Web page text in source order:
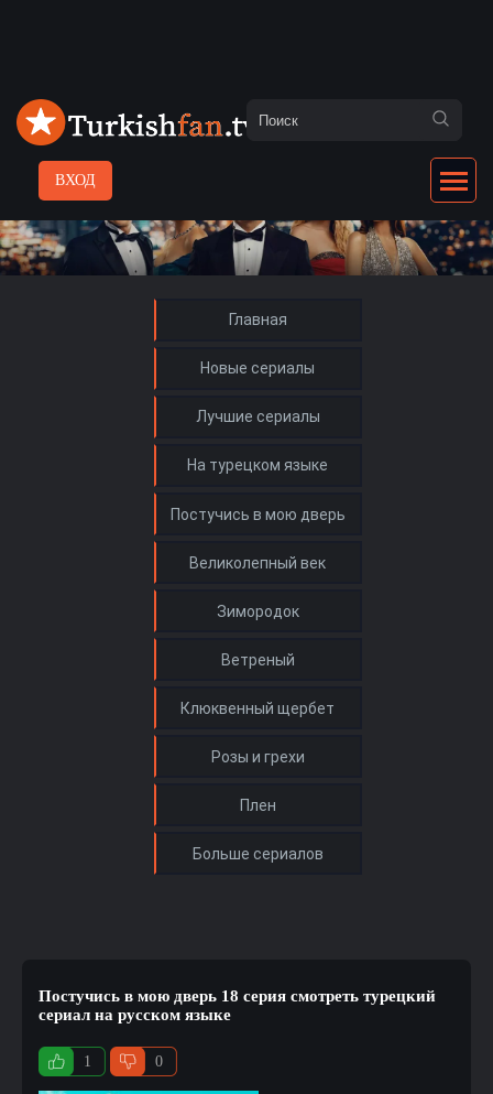
ВХОД
Главная
Новые сериалы
Лучшие сериалы
На турецком языке
Постучись в мою дверь 18 серия смотреть турецкий
сериал на русском языке
1 0